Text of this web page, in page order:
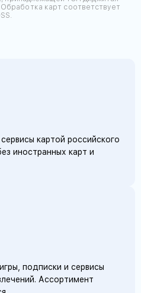
карт соответствует
картой российского
иностранных карт и
подписки и сервисы
Ассортимент